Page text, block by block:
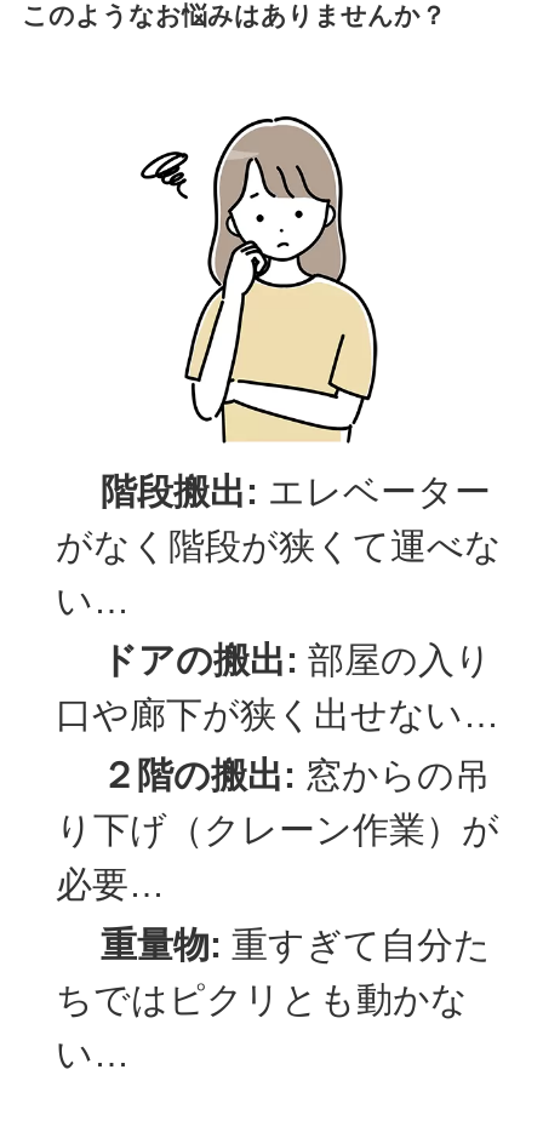
このようなお悩みはありませんか？
階段搬出: エレベーター
がなく階段が狭くて運べな
い…
ドアの搬出: 部屋の入り
口や廊下が狭く出せない…
２階の搬出: 窓からの吊
り下げ（クレーン作業）が
必要…
重量物: 重すぎて自分た
ちではピクリとも動かな
い…